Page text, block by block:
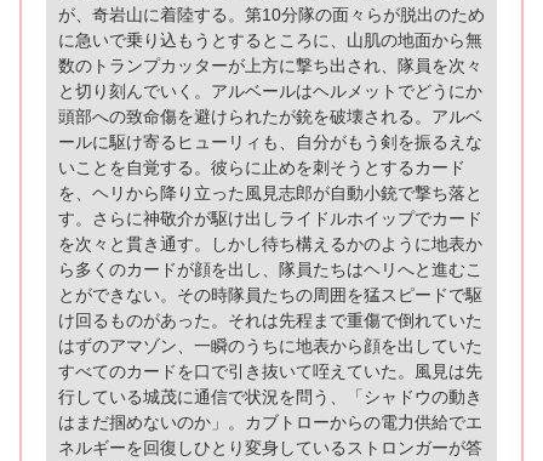
が、奇岩山に着陸する。第10分隊の面々らが脱出のため
に急いで乗り込もうとするところに、山肌の地面から無
数のトランプカッターが上方に撃ち出され、隊員を次々
と切り刻んでいく。アルベールはヘルメットでどうにか
頭部への致命傷を避けられたが銃を破壊される。アルベ
ールに駆け寄るヒューリィも、自分がもう剣を振るえな
いことを自覚する。彼らに止めを刺そうとするカード
を、ヘリから降り立った風見志郎が自動小銃で撃ち落と
す。さらに神敬介が駆け出しライドルホイップでカード
を次々と貫き通す。しかし待ち構えるかのように地表か
ら多くのカードが顔を出し、隊員たちはヘリへと進むこ
とができない。その時隊員たちの周囲を猛スピードで駆
け回るものがあった。それは先程まで重傷で倒れていた
はずのアマゾン、一瞬のうちに地表から顔を出していた
すべてのカードを口で引き抜いて咥えていた。風見は先
行している城茂に通信で状況を問う、「シャドウの動き
はまだ掴めないのか」。カブトローからの電力供給でエ
ネルギーを回復しひとり変身しているストロンガーが答